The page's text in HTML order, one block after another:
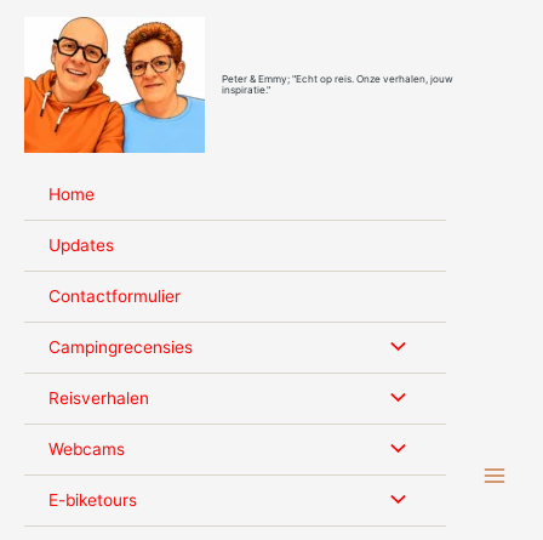
inhoud
Peter & Emmy; "Echt op reis. Onze verhalen, jouw
inspiratie."
Home
Updates
Contactformulier
Campingrecensies
Reisverhalen
Webcams
E-biketours